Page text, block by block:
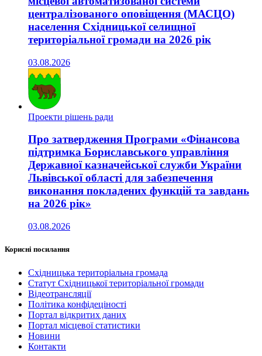
централізованого оповіщення (МАСЦО)
населення Східницької селищної
територіальної громади на 2026 рік
03.08.2026
Проекти рішень ради
Про затвердження Програми «Фінансова
підтримка Бориславського управління
Державної казначейської служби України
Львівської області для забезпечення
виконання покладених функцій та завдань
на 2026 рік»
03.08.2026
Корисні посилання
Східницька територіальна громада
Статут Східницької територіальної громади
Відеотрансляції
Політика конфідеціності
Портал відкритих даних
Портал місцевої статистики
Новини
Контакти